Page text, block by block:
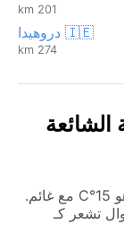
201 km
🇮🇪 دروهيدا
274 km
الآن في غلاسكو، المملكة المتحدة، الطقس هو 15°C مع غائم.
كم/س. الأحوال تشعر كـ